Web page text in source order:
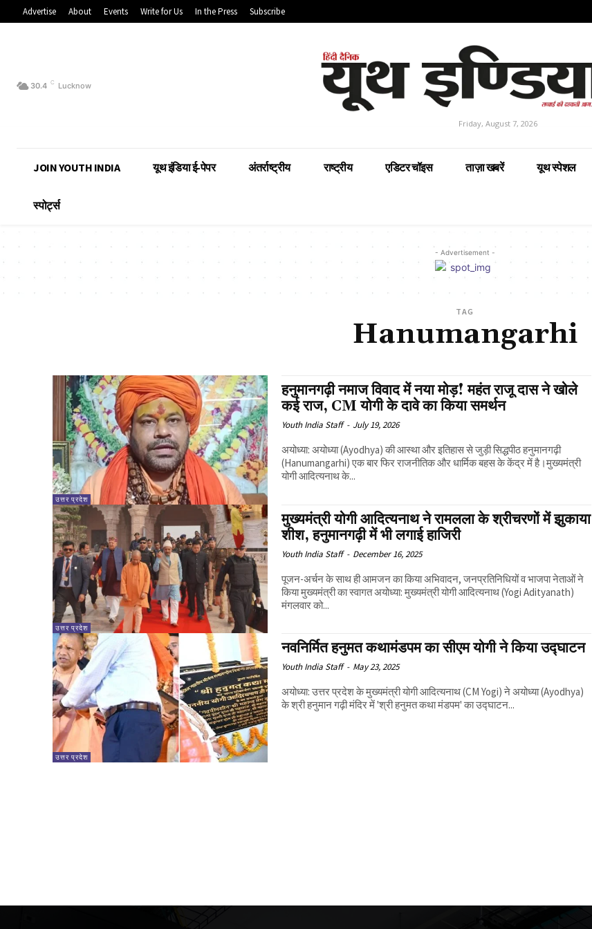
Advertise About Events Write for Us In the Press Subscribe
30.4 C Lucknow
Friday, August 7, 2026
JOIN YOUTH INDIA यूथ इंडिया ई-पेपर अंतर्राष्ट्रीय राष्ट्रीय एडिटर चॉइस ताज़ा खबरें यूथ स्पेशल
स्पोर्ट्स
- Advertisement -
TAG
Hanumangarhi
उत्तर प्रदेश
हनुमानगढ़ी नमाज विवाद में नया मोड़! महंत राजू दास ने खोले
कई राज, CM योगी के दावे का किया समर्थन
Youth India Staff - July 19, 2026
अयोध्या: अयोध्या (Ayodhya) की आस्था और इतिहास से जुड़ी सिद्धपीठ हनुमानगढ़ी
(Hanumangarhi) एक बार फिर राजनीतिक और धार्मिक बहस के केंद्र में है।मुख्यमंत्री
योगी आदित्यनाथ के...
उत्तर प्रदेश
मुख्यमंत्री योगी आदित्यनाथ ने रामलला के श्रीचरणों में झुकाया
शीश, हनुमानगढ़ी में भी लगाई हाजिरी
Youth India Staff - December 16, 2025
पूजन-अर्चन के साथ ही आमजन का किया अभिवादन, जनप्रतिनिधियों व भाजपा नेताओं ने
किया मुख्यमंत्री का स्वागत अयोध्या: मुख्यमंत्री योगी आदित्यनाथ (Yogi Adityanath)
मंगलवार को...
उत्तर प्रदेश
नवनिर्मित हनुमत कथामंडपम का सीएम योगी ने किया उद्घाटन
Youth India Staff - May 23, 2025
अयोध्या: उत्तर प्रदेश के मुख्यमंत्री योगी आदित्यनाथ (CM Yogi) ने अयोध्या (Ayodhya)
के श्री हनुमान गढ़ी मंदिर में 'श्री हनुमत कथा मंडपम' का उद्घाटन...